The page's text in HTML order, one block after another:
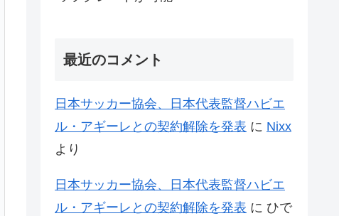
最近のコメント
日本サッカー協会、日本代表監督ハビエ
ル・アギーレとの契約解除を発表 に Nixx
より
日本サッカー協会、日本代表監督ハビエ
ル・アギーレとの契約解除を発表 に ひで